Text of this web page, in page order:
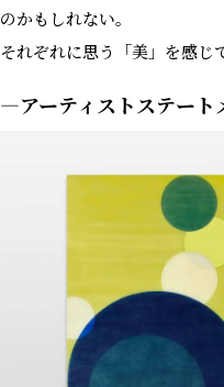
のかもしれない。
それぞれに思う「美」を感じ
―アーティストステー